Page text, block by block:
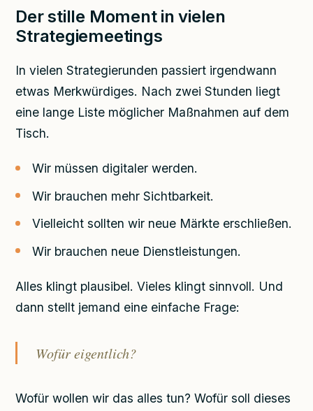
Der stille Moment in vielen
Strategiemeetings
In vielen Strategierunden passiert irgendwann
etwas Merkwürdiges. Nach zwei Stunden liegt
eine lange Liste möglicher Maßnahmen auf dem
Tisch.
Wir müssen digitaler werden.
Wir brauchen mehr Sichtbarkeit.
Vielleicht sollten wir neue Märkte erschließen.
Wir brauchen neue Dienstleistungen.
Alles klingt plausibel. Vieles klingt sinnvoll. Und
dann stellt jemand eine einfache Frage:
Wofür eigentlich?
Wofür wollen wir das alles tun? Wofür soll dieses